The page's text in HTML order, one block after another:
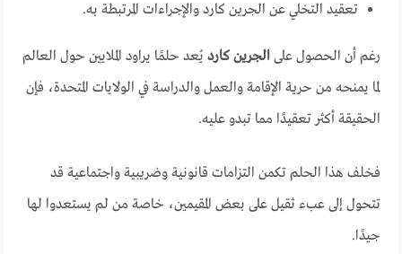
تعقيد التخلي عن الجرين كارد والإجراءات المرتبطة به.
رغم أن الحصول علىالجرين كارد يُعد حلمًا يراود الملايين حول العالم
لما يمنحه من حرية الإقامة والعمل والدراسة في الولايات المتحدة، فإن
الحقيقة أكثر تعقيدًا مما تبدو عليه.
فخلف هذا الحلم تكمن التزامات قانونية وضريبية واجتماعية قد
تتحول إلى عبء ثقيل على بعض المقيمين، خاصة من لم يستعدوا لها
جيدًا.